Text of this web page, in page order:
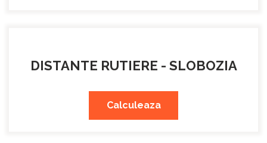
DISTANTE RUTIERE - SLOBOZIA
Calculeaza